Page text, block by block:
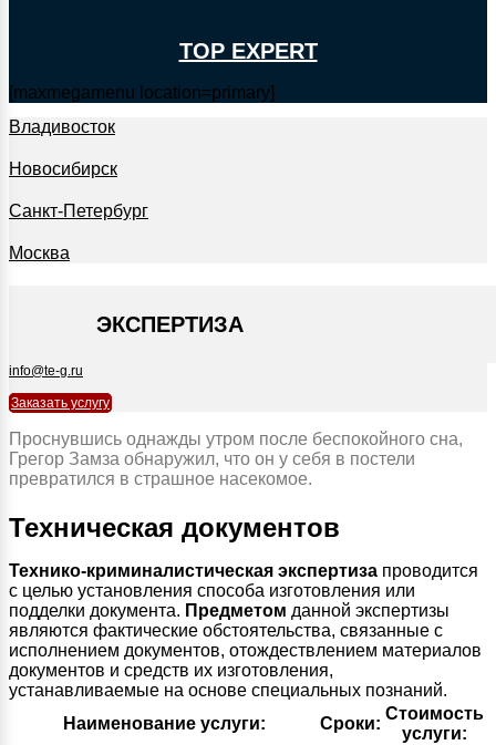
TOP EXPERT
[maxmegamenu location=primary]
Владивосток
Новосибирск
Санкт-Петербург
Москва
ЭКСПЕРТИЗА
info@te-g.ru
Заказать услугу
Проснувшись однажды утром после беспокойного сна,
Грегор Замза обнаружил, что он у себя в постели
превратился в страшное насекомое.
Техническая документов
Технико-криминалистическая экспертиза проводится
с целью установления способа изготовления или
подделки документа. Предметом данной экспертизы
являются фактические обстоятельства, связанные с
исполнением документов, отождествлением материалов
документов и средств их изготовления,
устанавливаемые на основе специальных познаний.
Наименование услуги:
Сроки:
Стоимость
услуги: